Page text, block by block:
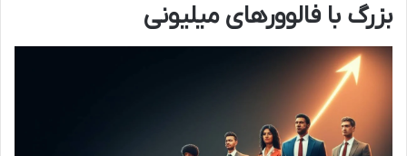
بزرگ با فالوورهای میلیونی